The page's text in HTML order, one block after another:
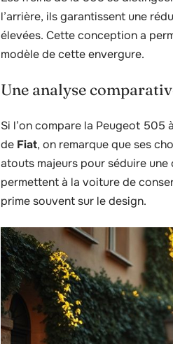
l’arrière, ils garantissent une
élevées. Cette conception a
modèle de cette envergure.
Une analyse
Si l’on compare la Peugeot 505
de Fiat, on remarque que ses
atouts majeurs pour séduire
permettent à la voiture de
prime souvent sur le design.